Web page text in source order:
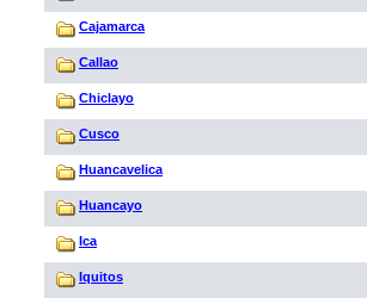
Cajamarca
Callao
Chiclayo
Cusco
Huancavelica
Huancayo
Ica
Iquitos